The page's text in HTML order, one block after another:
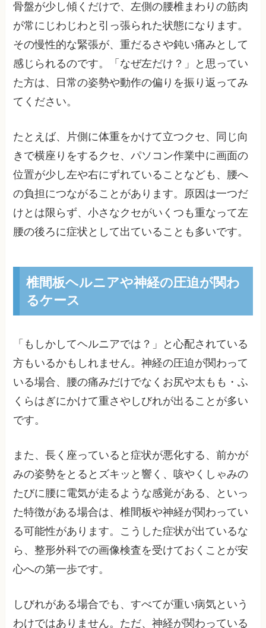
骨盤が少し傾くだけで、左側の腰椎まわりの筋肉
が常にじわじわと引っ張られた状態になります。
その慢性的な緊張が、重だるさや鈍い痛みとして
感じられるのです。「なぜ左だけ？」と思ってい
た方は、日常の姿勢や動作の偏りを振り返ってみ
てください。
たとえば、片側に体重をかけて立つクセ、同じ向
きで横座りをするクセ、パソコン作業中に画面の
位置が少し左や右にずれていることなども、腰へ
の負担につながることがあります。原因は一つだ
けとは限らず、小さなクセがいくつも重なって左
腰の後ろに症状として出ていることも多いです。
椎間板ヘルニアや神経の圧迫が関わ
るケース
「もしかしてヘルニアでは？」と心配されている
方もいるかもしれません。神経の圧迫が関わって
いる場合、腰の痛みだけでなくお尻や太もも・ふ
くらはぎにかけて重さやしびれが出ることが多い
です。
また、長く座っていると症状が悪化する、前かが
みの姿勢をとるとズキッと響く、咳やくしゃみの
たびに腰に電気が走るような感覚がある、といっ
た特徴がある場合は、椎間板や神経が関わってい
る可能性があります。こうした症状が出ているな
ら、整形外科での画像検査を受けておくことが安
心への第一歩です。
しびれがある場合でも、すべてが重い病気という
わけではありません。ただ、神経が関わっている